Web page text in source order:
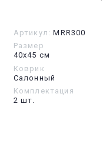
Артикул: MRR300
Размер
40х45 см
Коврик
Салонный
Комплектация
2 шт.